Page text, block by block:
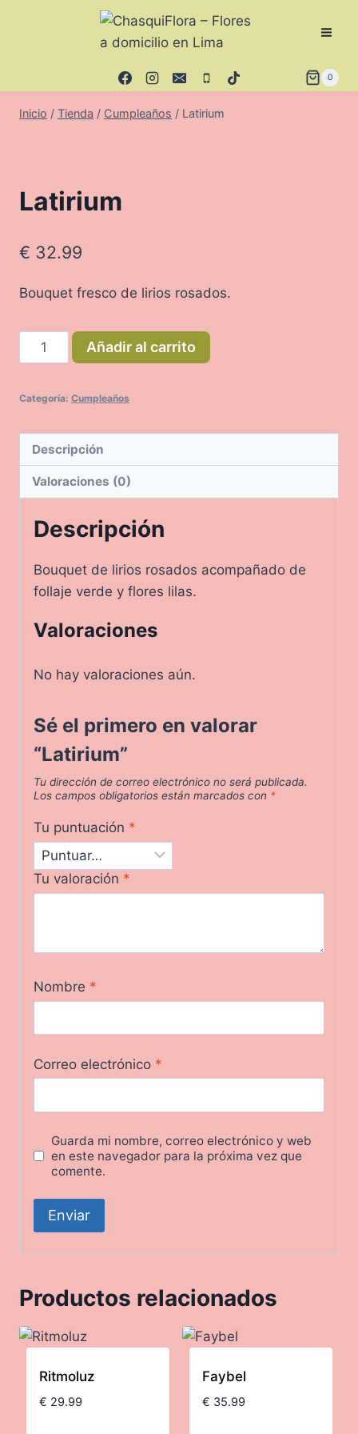
0
Inicio / Tienda / Cumpleaños / Latirium
Latirium
€ 32.99
Bouquet fresco de lirios rosados.
Latirium
cantidad
Añadir al carrito
Categoría: Cumpleaños
Descripción
Valoraciones (0)
Descripción
Bouquet de lirios rosados acompañado de
follaje verde y flores lilas.
Valoraciones
No hay valoraciones aún.
Sé el primero en valorar
“Latirium”
Tu dirección de correo electrónico no será publicada.
Los campos obligatorios están marcados con *
Tu puntuación *
Tu valoración *
Nombre *
Correo electrónico *
Guarda mi nombre, correo electrónico y web
en este navegador para la próxima vez que
comente.
Productos relacionados
Ritmoluz
€ 29.99
Faybel
€ 35.99